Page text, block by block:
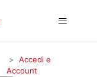
Accedi e
Account